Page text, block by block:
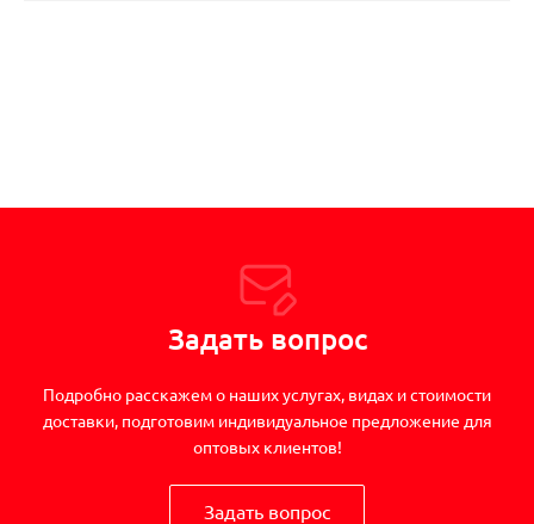
Задать вопрос
Подробно расскажем о наших услугах, видах и стоимости
доставки, подготовим индивидуальное предложение для
оптовых клиентов!
Задать вопрос